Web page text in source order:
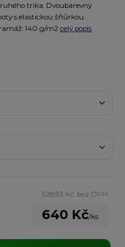
trika. Dvoubarevný
s elastickou šňůrkou.
140 g/m2 celý popis
640 Kč/ks
528,93 Kč bez DPH